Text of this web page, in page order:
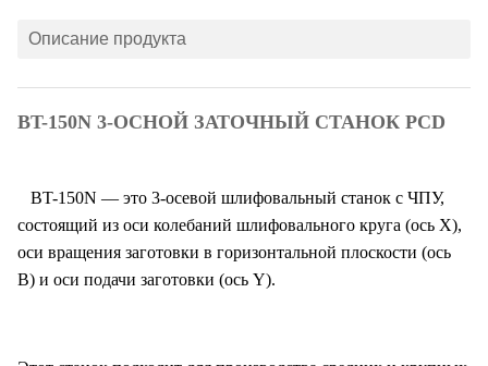
Описание продукта
BT-150N 3-ОСНОЙ ЗАТОЧНЫЙ СТАНОК PCD
BT-150N — это 3-осевой шлифовальный станок с ЧПУ,
состоящий из оси колебаний шлифовального круга (ось X),
оси вращения заготовки в горизонтальной плоскости (ось
B) и оси подачи заготовки (ось Y).